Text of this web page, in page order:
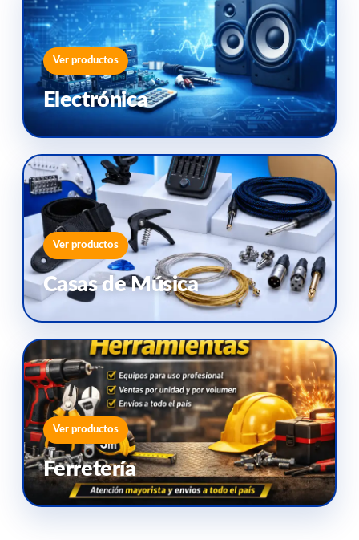
Ver productos
Electrónica
Ver productos
Casas de Música
Ver productos
Ferretería